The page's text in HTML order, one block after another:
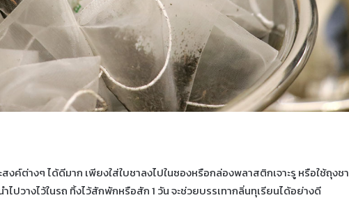
ค์ต่างๆ ได้ดีมาก เพียงใส่ใบชาลงไปในซองหรือกล่องพลาสติกเจาะรู หรือใช้ถุงชา
ไปวางไว้ในรถ ทิ้งไว้สักพักหรือสัก 1 วัน จะช่วยบรรเทากลิ่นทุเรียนได้อย่างดี